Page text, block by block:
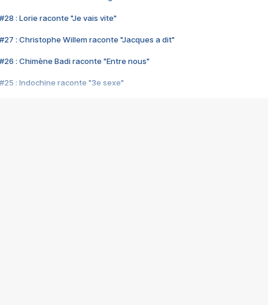
#28 : Lorie raconte "Je vais vite"
#27 : Christophe Willem raconte "Jacques a dit"
#26 : Chimène Badi raconte "Entre nous"
#25 : Indochine raconte "3e sexe"